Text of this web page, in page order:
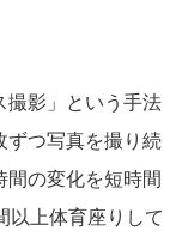
影」という手法
ずつ写真を撮り続
間の変化を短時間
以上体育座りして